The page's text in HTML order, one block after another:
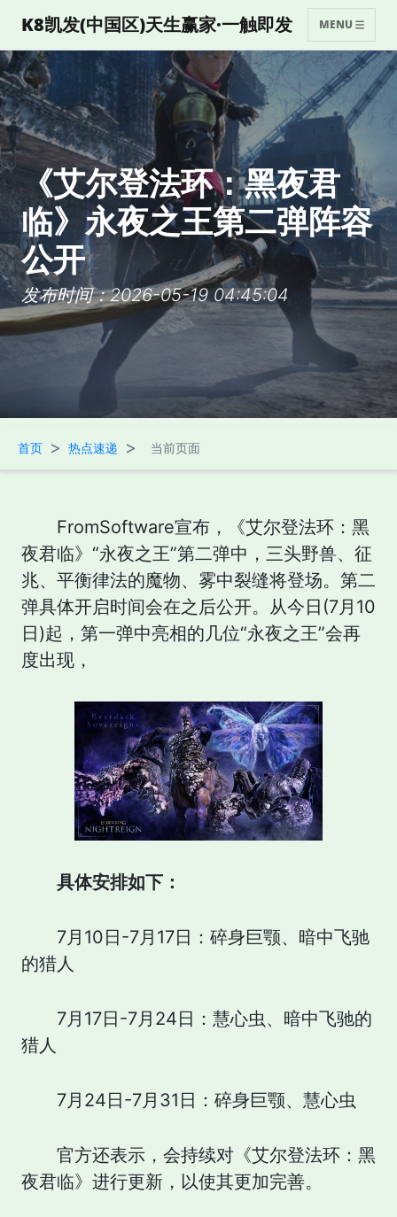
K8凯发(中国区)天生赢家·一触即发 MENU
《艾尔登法环：黑夜君
临》永夜之王第二弹阵容
公开
发布时间：2026-05-19 04:45:04
首页 > 热点速递 > 当前页面
FromSoftware宣布，《艾尔登法环：黑
夜君临》“永夜之王”第二弹中，三头野兽、征
兆、平衡律法的魔物、雾中裂缝将登场。第二
弹具体开启时间会在之后公开。从今日(7月10
日)起，第一弹中亮相的几位“永夜之王”会再
度出现，
具体安排如下：
7月10日-7月17日：碎身巨颚、暗中飞驰
的猎人
7月17日-7月24日：慧心虫、暗中飞驰的
猎人
7月24日-7月31日：碎身巨颚、慧心虫
官方还表示，会持续对《艾尔登法环：黑
夜君临》进行更新，以使其更加完善。